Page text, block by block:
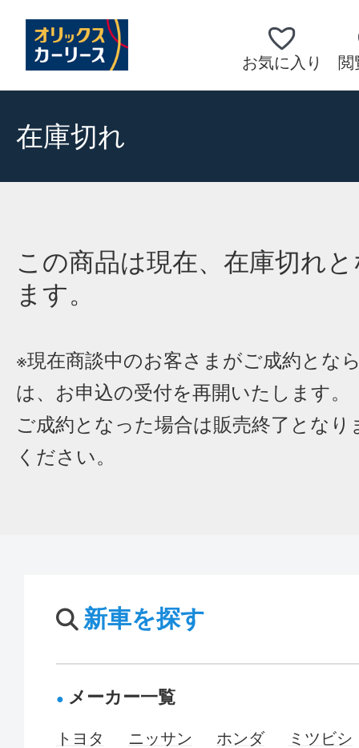
お気に入り 閲
在庫切れ
この商品は現在、在庫切れ
ます。
※現在商談中のお客さまがご成約とな
は、お申込の受付を再開いたします。
ご成約となった場合は販売終了となり
ください。
新車を探す
メーカー一覧
トヨタ ニッサン ホンダ
ミツビシ